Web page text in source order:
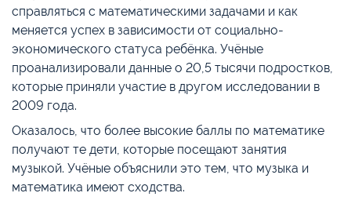
справляться с математическими задачами и как
меняется успех в зависимости от социально-
экономического статуса ребёнка. Учёные
проанализировали данные о 20,5 тысячи подростков,
которые приняли участие в другом исследовании в
2009 года.
Оказалось, что более высокие баллы по математике
получают те дети, которые посещают занятия
музыкой. Учёные объяснили это тем, что музыка и
математика имеют сходства.